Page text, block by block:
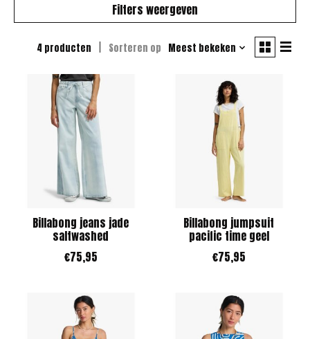
Filters weergeven
4 producten Sorteren op Meest bekeken
Billabong jeans jade
saltwashed
€75,95
Billabong jumpsuit
pacific time geel
€75,95